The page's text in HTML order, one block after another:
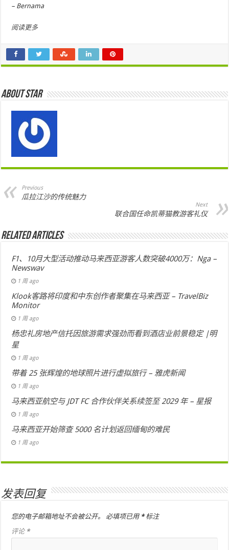
– Bernama
阅读更多
About star
Previous
瓜拉江沙的传统魅力
Next
联合国任命凯蒂猫教游客礼仪
Related Articles
F1、10月大型活动推动马来西亚游客人数突破4000万：Nga –
Newswav
1 周 ago
Klook客路将印度和中东创作者聚集在马来西亚 – TravelBiz
Monitor
1 周 ago
杨忠礼房地产信托因旅游需求强劲而看到酒店业前景稳定 |明
星
1 周 ago
带着 25 张辉煌的地球照片进行虚拟旅行 – 雅虎新闻
1 周 ago
马来西亚航空与 JDT FC 合作伙伴关系续签至 2029 年 – 星报
1 周 ago
马来西亚开始筛查 5000 名计划返回缅甸的难民
1 周 ago
发表回复
您的电子邮箱地址不会被公开。 必填项已用 *标注
评论 *